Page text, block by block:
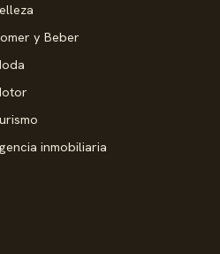
y Beber
inmobiliaria